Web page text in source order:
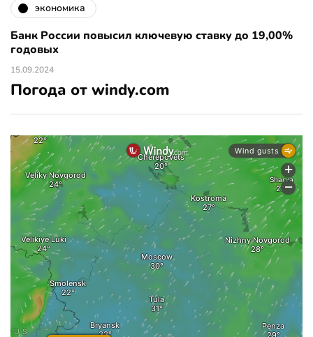
экономика
Банк России повысил ключевую ставку до 19,00%
годовых
15.09.2024
Погода от windy.com